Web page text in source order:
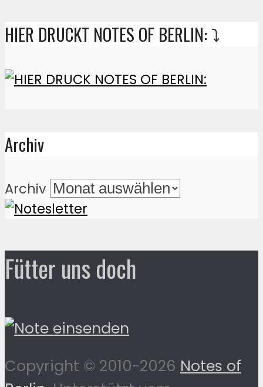
HIER DRUCKT NOTES OF BERLIN: ⤵️
Archiv
Archiv
Fütter uns doch
Copyright © 2010-2026 Notes of